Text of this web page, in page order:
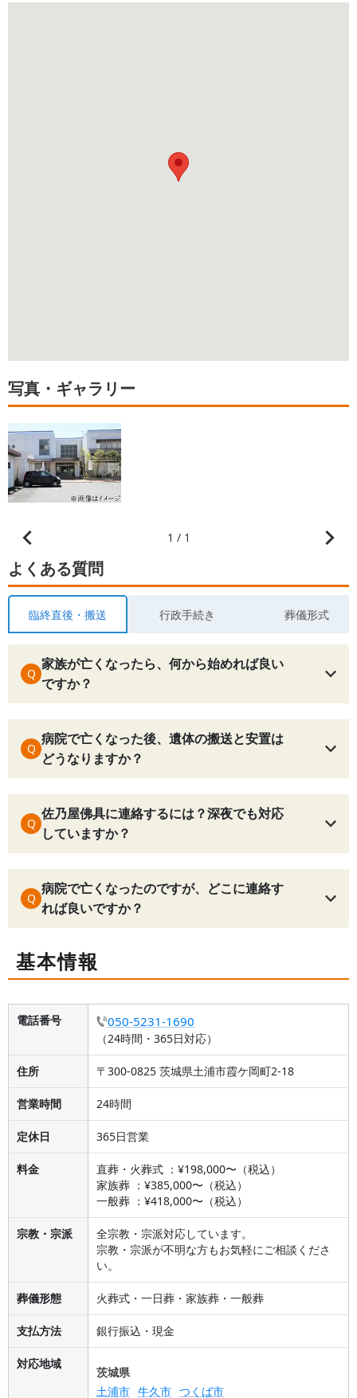
写真・ギャラリー
1 / 1
よくある質問
臨終直後・搬送 行政手続き 葬儀形式
Q
家族が亡くなったら、何から始めれば良い
ですか？
Q
病院で亡くなった後、遺体の搬送と安置は
どうなりますか？
Q
佐乃屋佛具に連絡するには？深夜でも対応
していますか？
Q
病院で亡くなったのですが、どこに連絡す
れば良いですか？
基本情報
電話番号 050-5231-1690
（24時間・365日対応）
住所 〒300-0825 茨城県土浦市霞ケ岡町2-18
営業時間 24時間
定休日 365日営業
料金
直葬・火葬式 ：¥198,000〜（税込）
家族葬 ：¥385,000〜（税込）
一般葬 ：¥418,000〜（税込）
宗教・宗派
全宗教・宗派対応しています。
宗教・宗派が不明な方もお気軽にご相談くださ
い。
葬儀形態 火葬式・一日葬・家族葬・一般葬
支払方法 銀行振込・現金
対応地域
茨城県
土浦市 牛久市 つくば市